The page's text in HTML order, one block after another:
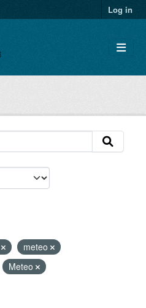
Log in
meteo
Meteo